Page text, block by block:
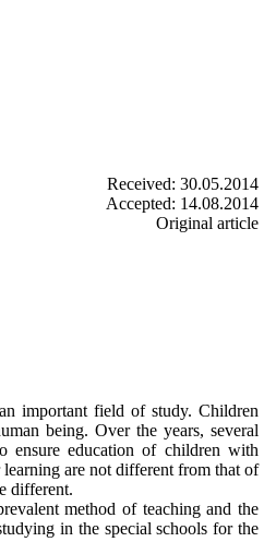
Received: 30.05.2014
Accepted: 14.08.2014
Original article
important field of study. Children
being. Over the years, several
ensure education of children with
learning are not different from that of
different.
method of teaching and the
in the special schools for the